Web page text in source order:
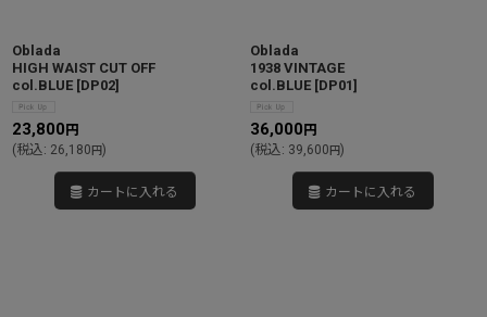
Oblada
HIGH WAIST CUT OFF
col.BLUE [DP02]
23,800 円
(税込: 26,180円)
カートに入れる
Oblada
1938 VINTAGE
col.BLUE [DP01]
36,000 円
(税込: 39,600円)
カートに入れる